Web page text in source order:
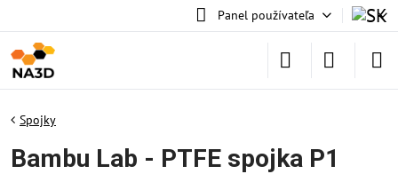
Panel používateľa
Spojky
Bambu Lab - PTFE spojka P1